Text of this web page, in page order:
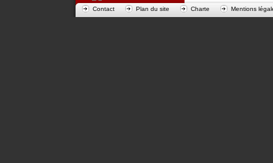
Contact Plan du site Charte Mentions